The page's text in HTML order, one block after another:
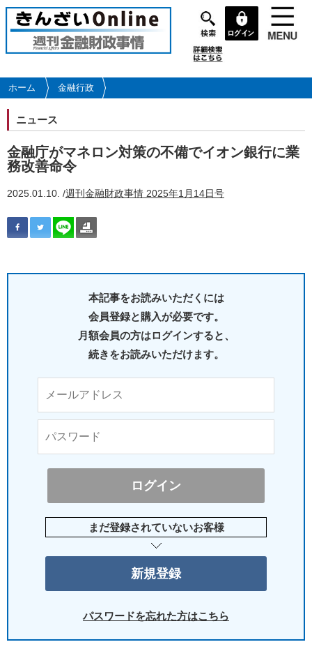
メ
イ
コ
ン
に
移
動
ホーム 金融行政
ニュース
金融庁がマネロン対策の不備でイオン銀行に業
務改善命令
2025.01.10. /週刊金融財政事情 2025年1月14日号
本記事をお読みいただくには
会員登録と購入が必要です。
月額会員の方はログインすると、
続きをお読みいただけます。
まだ登録されていないお客様
パスワードを忘れた方はこちら